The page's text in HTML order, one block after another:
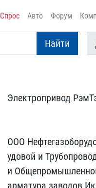
Спрос Авто Форум
Найти
Ду
Электропривод
ООО
удовой и
и
арматура заводов